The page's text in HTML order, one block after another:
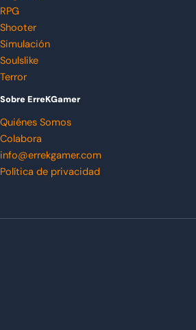
RPG
Shooter
Simulación
Soulslike
Terror
Sobre ErreKGamer
Quiénes Somos
Colabora
info@errekgamer.com
Política de privacidad